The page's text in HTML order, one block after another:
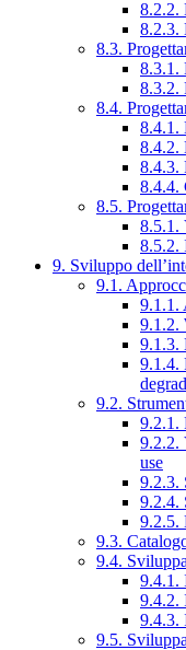
8.2.2.
8.2.3.
8.3.
8.3.1.
8.3.2.
8.4.
8.4.1.
8.4.2.
8.4.3.
8.4.4.
8.5.
8.5.1.
8.5.2.
9. Sviluppo
9.1.
9.1.1.
9.1.2.
9.1.3.
9.1.4.
9.2.
9.2.1.
9.2.2.
use
9.2.3.
9.2.4.
9.2.5.
9.3.
9.4.
9.4.1.
9.4.2.
9.4.3.
9.5.